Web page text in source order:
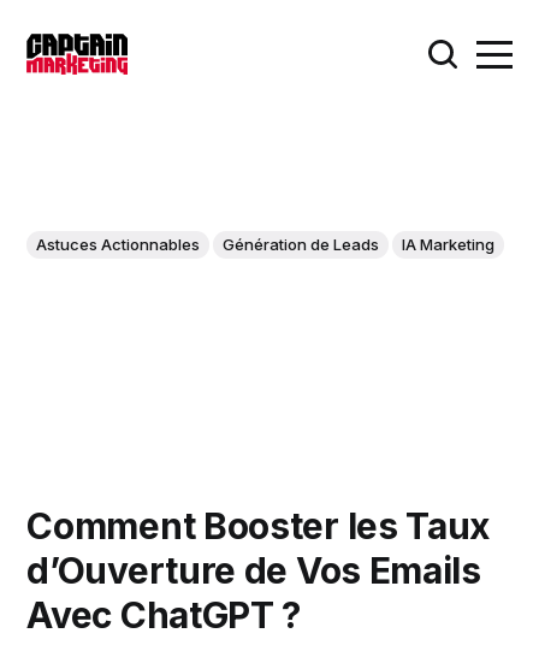
Astuces Actionnables Génération de Leads IA Marketing
Comment Booster les Taux
d’Ouverture de Vos Emails
Avec ChatGPT ?